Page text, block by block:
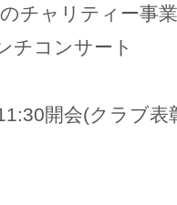
チャリティー事業
チコンサート
開会(クラブ表